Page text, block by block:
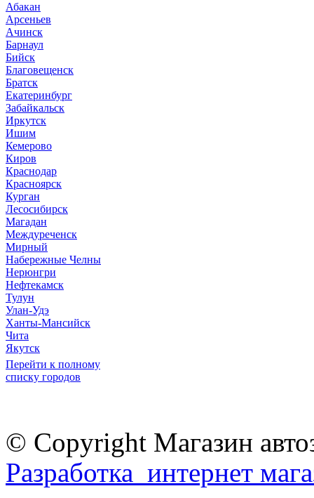
Абакан
Арсеньев
Ачинск
Барнаул
Бийск
Благовещенск
Братск
Екатеринбург
Забайкальск
Иркутск
Ишим
Кемерово
Киров
Краснодар
Красноярск
Курган
Лесосибирск
Магадан
Междуреченск
Мирный
Набережные Челны
Нерюнгри
Нефтекамск
Тулун
Улан-Удэ
Ханты-Мансийск
Чита
Якутск
Перейти к полному
списку городов
© Copyright Магазин
Разработка интернет